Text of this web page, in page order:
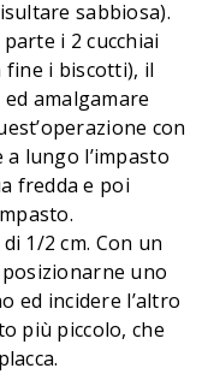
sabbiosa).
i 2 cucchiai
fine i biscotti), il
amalgamare
con
lungo l’impasto
fredda e poi
1/2 cm. Con un
uno
ed incidere l’altro
più piccolo, che